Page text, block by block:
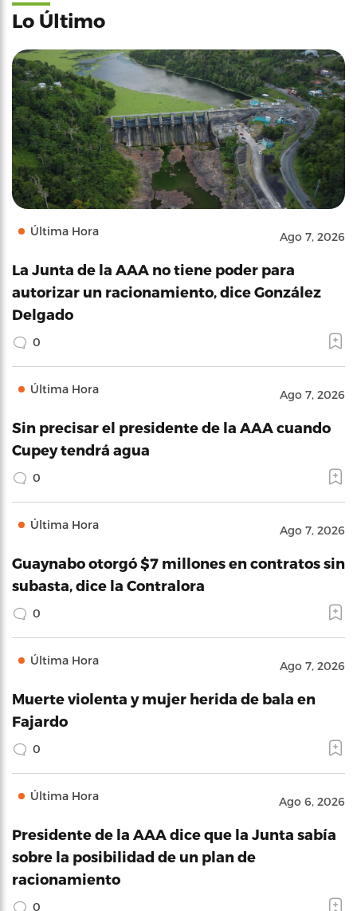
Lo Último
Última Hora Ago 7, 2026
La Junta de la AAA no tiene poder para
autorizar un racionamiento, dice González
Delgado
0
Última Hora Ago 7, 2026
Sin precisar el presidente de la AAA cuando
Cupey tendrá agua
0
Última Hora Ago 7, 2026
Guaynabo otorgó $7 millones en contratos sin
subasta, dice la Contralora
0
Última Hora Ago 7, 2026
Muerte violenta y mujer herida de bala en
Fajardo
0
Última Hora Ago 6, 2026
Presidente de la AAA dice que la Junta sabía
sobre la posibilidad de un plan de
racionamiento
0